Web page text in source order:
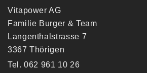
Vitapower AG
Familie Burger & Team
Langenthalstrasse 7
3367 Thörigen
Tel. 062 961 10 26